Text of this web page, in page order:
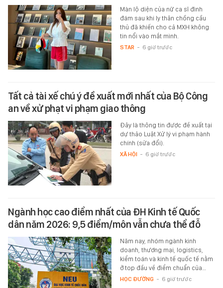
Màn lộ diện của nữ ca sĩ đình
đám sau khi ly thân chồng cầu
thủ đã khiến cho cả MXH không
tin nổi vào mắt mình.
STAR - 6 giờ trước
Tất cả tài xế chú ý đề xuất mới nhất của Bộ Công
an về xử phạt vi phạm giao thông
Đây là thông tin được đề xuất tại
dự thảo Luật Xử lý vi phạm hành
chính (sửa đổi).
XÃ HỘI - 6 giờ trước
Ngành học cao điểm nhất của ĐH Kinh tế Quốc
dân năm 2026: 9,5 điểm/môn vẫn chưa thể đỗ
Năm nay, nhóm ngành kinh
doanh, thương mại, logistics,
kiểm toán và kinh tế quốc tế nằm
ở top đầu về điểm chuẩn của…
HỌC ĐƯỜNG - 6 giờ trước